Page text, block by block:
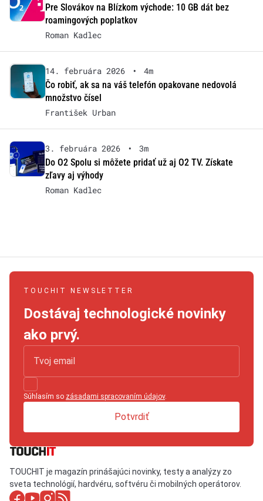
Pre Slovákov na Blízkom východe: 10 GB dát bez
roamingových poplatkov
Roman Kadlec
14. februára 2026 •
4m
Čo robiť, ak sa na váš telefón opakovane nedovolá
množstvo čísel
František Urban
3. februára 2026 •
3m
Do O2 Spolu si môžete pridať už aj O2 TV. Získate
zľavy aj výhody
Roman Kadlec
TOUCHIT NEWSLETTER
Dostávaj technologické novinky
ako prvý.
Súhlasím so zásadami spracovaním údajov.
Potvrdiť
TOUCHIT je magazín prinášajúci novinky, testy a analýzy zo
sveta technológií, hardvéru, softvéru či mobilných operátorov.